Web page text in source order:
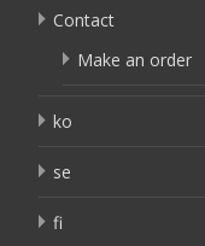
Contact
Make an order
ko
se
fi